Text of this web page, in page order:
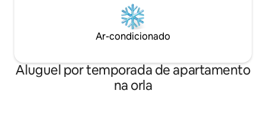
Ar-condicionado
Aluguel por temporada de apartamento
na orla